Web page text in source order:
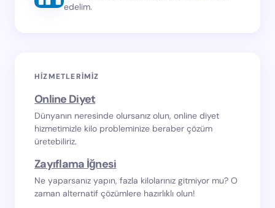
edelim.
HIZMETLERIMIZ
Online Diyet
Dünyanın neresinde olursanız olun, online diyet
hizmetimizle kilo probleminize beraber çözüm
üretebiliriz.
Zayıflama İğnesi
Ne yaparsanız yapın, fazla kilolarınız gitmiyor mu? O
zaman alternatif çözümlere hazırlıklı olun!